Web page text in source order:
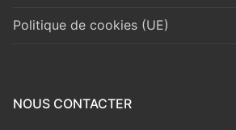
Politique de cookies (UE)
NOUS CONTACTER